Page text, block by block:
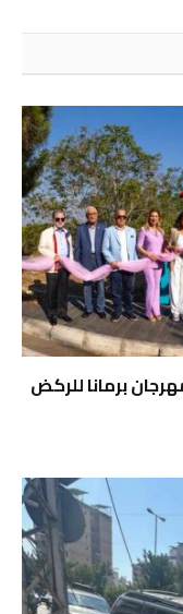
برمانا للركض